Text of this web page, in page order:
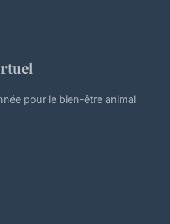
pour le bien-être animal